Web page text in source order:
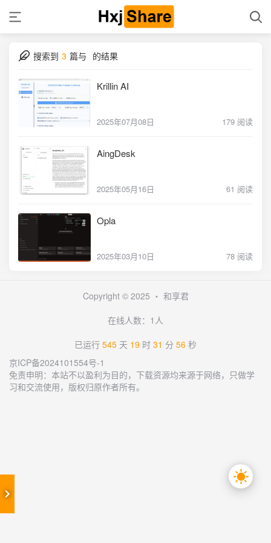
搜索到 3 篇与 的结果
Krillin AI
2025年07月08日 179 阅读
AingDesk
2025年05月16日 61 阅读
Opla
2025年03月10日 78 阅读
Copyright © 2025 ・ 和享君
在线人数：1人
已运行 545 天 19 时 31 分 56 秒
京ICP备2024101554号-1
免责申明：本站不以盈利为目的，下载资源均来源于网络，只做学
习和交流使用，版权归原作者所有。